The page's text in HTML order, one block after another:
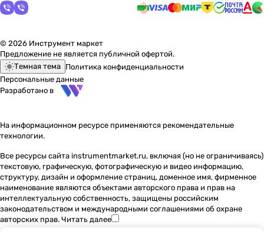
© 2026 Инструмент маркет
Предложение не является публичной офертой.
Темная тема Политика конфиденциальности
Персональные данные
Разработано в
На информационном ресурсе применяются рекомендательные
технологии.
Все ресурсы сайта instrumentmarket.ru, включая (но не ограничиваясь)
текстовую, графическую, фотографическую и видео информацию,
структуру, дизайн и оформление страниц, доменное имя, фирменное
наименование являются объектами авторского права и прав на
интеллектуальную собственность, защищены российским
законодательством и международными соглашениями об охране
авторских прав. Читать далее